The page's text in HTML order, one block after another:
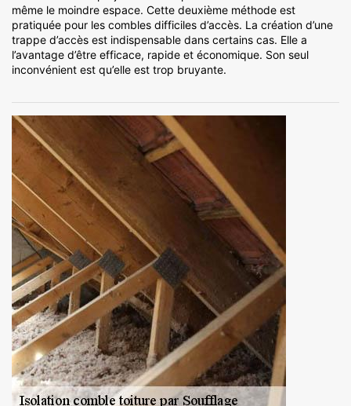
même le moindre espace. Cette deuxième méthode est
pratiquée pour les combles difficiles d’accès. La création d’une
trappe d’accès est indispensable dans certains cas. Elle a
l’avantage d’être efficace, rapide et économique. Son seul
inconvénient est qu’elle est trop bruyante.